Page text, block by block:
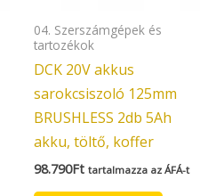
04. Szerszámgépek és
tartozékok
DCK 20V akkus
sarokcsiszoló 125mm
BRUSHLESS 2db 5Ah
akku, töltő, koffer
98.790Ft tartalmazza az ÁFÁ-t